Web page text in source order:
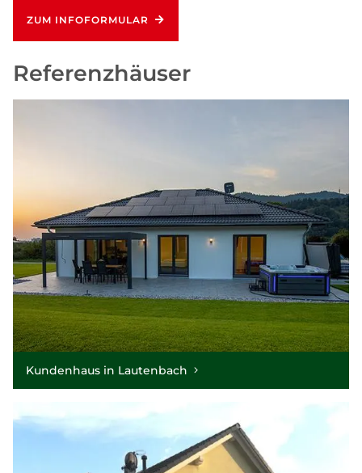
ZUM INFOFORMULAR
Referenzhäuser
Kundenhaus in Lautenbach